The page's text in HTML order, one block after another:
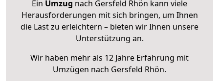
Ein Umzug nach Gersfeld Rhön kann viele
Herausforderungen mit sich bringen, um Ihnen
die Last zu erleichtern – bieten wir Ihnen unsere
Unterstützung an.
Wir haben mehr als 12 Jahre Erfahrung mit
Umzügen nach Gersfeld Rhön.